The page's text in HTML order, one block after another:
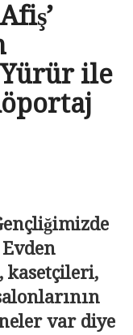
ile
kasetçileri,
var diye